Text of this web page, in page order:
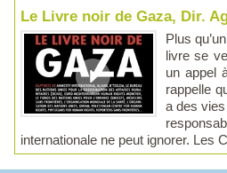
Le Livre noir de Gaza, Dir.
Plus
livre se
un appel
rappelle
a des
internationale ne peut ignorer. Les